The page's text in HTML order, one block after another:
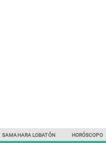
SAMAHARA LOBATÓN HORÓSCOPO